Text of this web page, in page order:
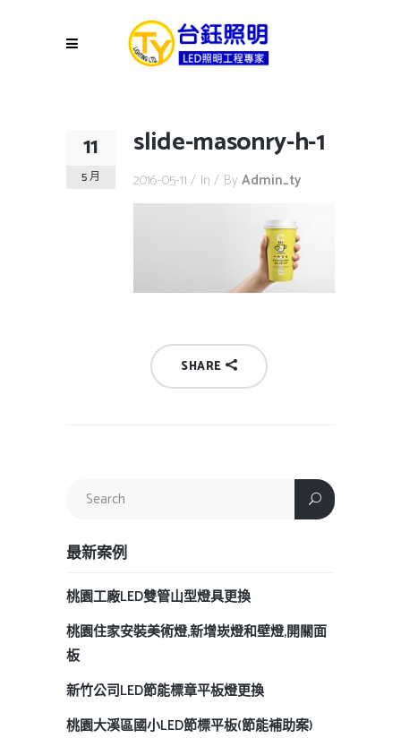
11
5 月
slide-masonry-h-1
2016-05-11 In By Admin_ty
SHARE
最新案例
桃園工廠LED雙管山型燈具更換
桃園住家安裝美術燈,新增崁燈和壁燈,開關面
板
新竹公司LED節能標章平板燈更換
桃園大溪區國小LED節標平板(節能補助案)